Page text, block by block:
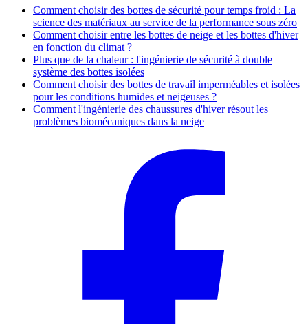
Comment choisir des bottes de sécurité pour temps froid : La
science des matériaux au service de la performance sous zéro
Comment choisir entre les bottes de neige et les bottes d'hiver
en fonction du climat ?
Plus que de la chaleur : l'ingénierie de sécurité à double
système des bottes isolées
Comment choisir des bottes de travail imperméables et isolées
pour les conditions humides et neigeuses ?
Comment l'ingénierie des chaussures d'hiver résout les
problèmes biomécaniques dans la neige